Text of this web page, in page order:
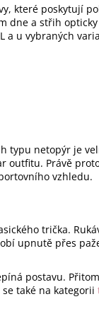
které poskytují
dne a střih
a u vybraných
typu netopýr je
outfitu. Právě
vzhledu.
trička.
upnutě přes
postavu.
také na kategorii